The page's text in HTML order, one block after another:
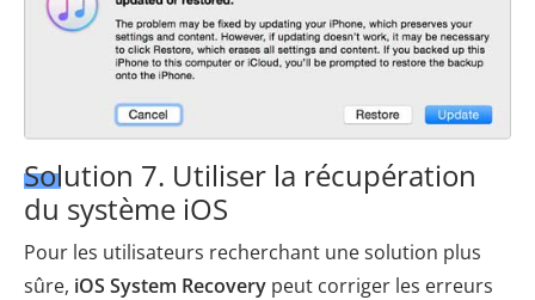
Solution 7. Utiliser la récupération
du système iOS
Pour les utilisateurs recherchant une solution plus
sûre, iOS System Recovery peut corriger les erreurs